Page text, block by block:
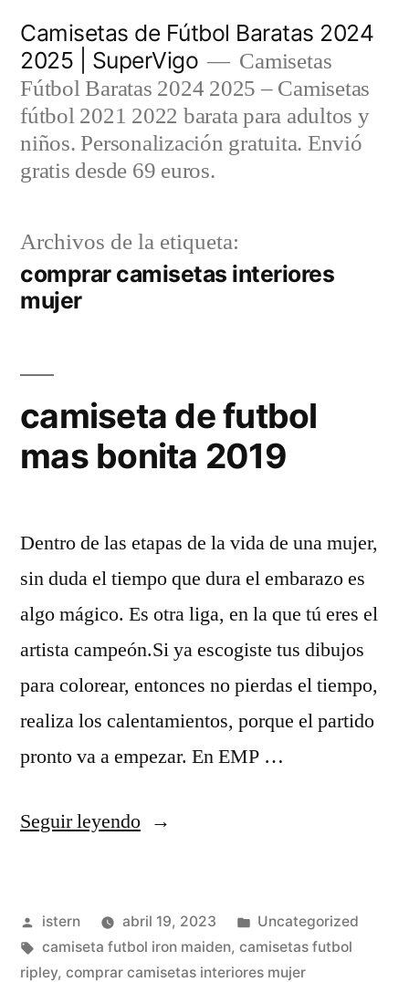
contenido
Camisetas de Fútbol Baratas 2024
2025 | SuperVigo
Camisetas
Fútbol Baratas 2024 2025 – Camisetas
fútbol 2021 2022 barata para adultos y
niños. Personalización gratuita. Envió
gratis desde 69 euros.
Archivos de la etiqueta:
comprar camisetas interiores
mujer
camiseta de futbol
mas bonita 2019
Dentro de las etapas de la vida de una mujer,
sin duda el tiempo que dura el embarazo es
algo mágico. Es otra liga, en la que tú eres el
artista campeón.Si ya escogiste tus dibujos
para colorear, entonces no pierdas el tiempo,
realiza los calentamientos, porque el partido
pronto va a empezar. En EMP …
Seguir leyendo«camiseta
mas
bonita
Publicado
por
istern abril 19, 2023
Publicado
en
Uncategorized
Etiquetas:
camiseta futbol iron maiden, camisetas futbol
ripley, comprar camisetas interiores mujer